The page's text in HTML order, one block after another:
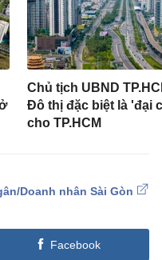
Chủ tịch UBND
Đô thị đặc biệt là 'đại
cho TP.HCM
Doanh nhân Sài Gòn
Facebook